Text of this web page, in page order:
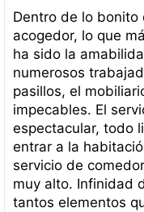
Dentro de lo bonito
acogedor, lo que
ha sido la
numerosos
pasillos, el
impecables. El
espectacular, todo
entrar a la
servicio de
muy alto. Infinidad
tantos elementos